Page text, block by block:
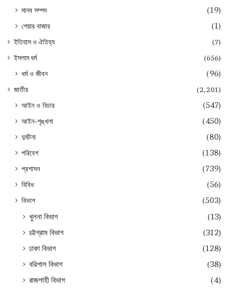
মানব সম্পদ
(19)
শেয়ার বাজার
(1)
ইতিহাস ও ঐতিহ্য
(7)
ইসলাম ধর্ম
(656)
ধর্ম ও জীবন (96)
জাতীয় (2,201)
আইন ও বিচার
(547)
আইন-শৃঙ্খলা
(450)
দুর্ঘটনা
(80)
পরিবেশ
(138)
প্রশাসন
(739)
বিবিধ
(56)
বিভাগ
(503)
খুলনা বিভাগ
(13)
চট্টগ্রাম বিভাগ
(312)
ঢাকা বিভাগ
(128)
বরিশাল বিভাগ
(38)
রাজশাহী বিভাগ
(4)